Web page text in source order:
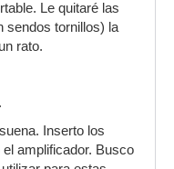
Le quitaré las
sendos tornillos) la
rato.
Inserto los
amplificador. Busco